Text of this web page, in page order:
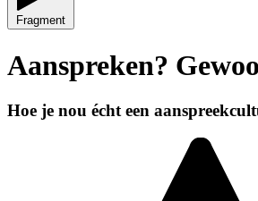
Fragment
Aanspreken?
Hoe je nou écht een